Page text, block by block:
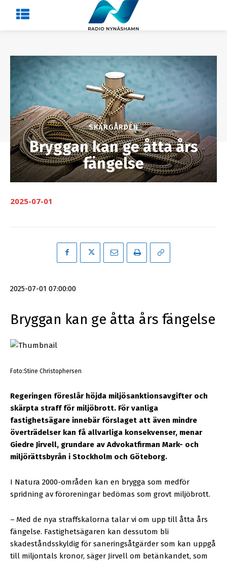
SKÄRGÅRDEN
Bryggan kan ge åtta års
fängelse
2025-07-01
2025-07-01 07:00:00
Bryggan kan ge åtta års fängelse
Foto:Stine Christophersen
Regeringen föreslår höjda miljösanktionsavgifter och
skärpta straff för miljöbrott. För vanliga
fastighetsägare innebär förslaget att även mindre
överträdelser kan få allvarliga konsekvenser, menar
Giedre Jirvell, grundare av Advokatfirman Mark- och
miljörättsbyrån i Stockholm och Göteborg.
I Natura 2000-områden kan en brygga som medför
spridning av föroreningar bedömas som grovt miljöbrott.
– Med de nya straffskalorna talar vi om upp till åtta års
fängelse. Fastighetsägaren kan dessutom bli
skadeståndsskyldig för saneringsåtgärder som kan uppgå
till miljontals kronor, säger Jirvell om betänkandet, som